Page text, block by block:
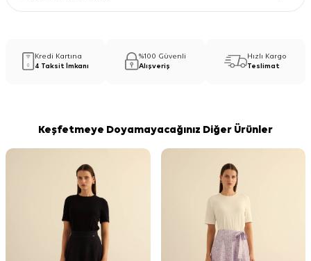
Kredi Kartına
4 Taksit İmkanı
%100 Güvenli
Alışveriş
Hızlı Kargo
Teslimat
Keşfetmeye Doyamayacağınız Diğer Ürünler